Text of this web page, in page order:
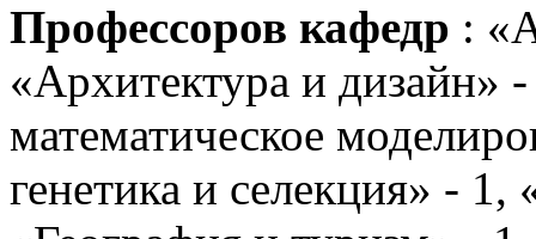
Профессоров кафедр :
«Архитектура и дизайн»
математическое
генетика и селекция» -